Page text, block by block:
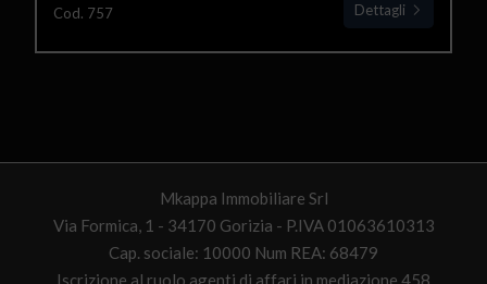
Cod. 757 Dettagli
Mkappa Immobiliare Srl
Via Formica, 1 - 34170 Gorizia - P.IVA 01063610313
Cap. sociale: 10000 Num REA: 68479
Iscrizione al ruolo agenti di affari in mediazione 458